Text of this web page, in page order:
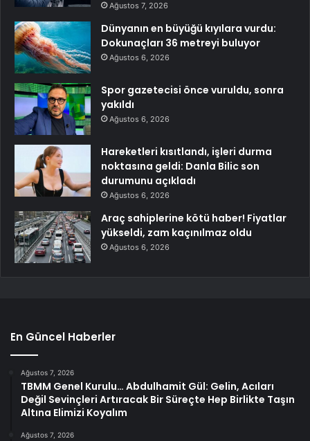
Ağustos 7, 2026
Dünyanın en büyüğü kıyılara vurdu:
Dokunaçları 36 metreyi buluyor
Ağustos 6, 2026
Spor gazetecisi önce vuruldu, sonra
yakıldı
Ağustos 6, 2026
Hareketleri kısıtlandı, işleri durma
noktasına geldi: Danla Bilic son
durumunu açıkladı
Ağustos 6, 2026
Araç sahiplerine kötü haber! Fiyatlar
yükseldi, zam kaçınılmaz oldu
Ağustos 6, 2026
En Güncel Haberler
Ağustos 7, 2026
TBMM Genel Kurulu… Abdulhamit Gül: Gelin, Acıları
Değil Sevinçleri Artıracak Bir Süreçte Hep Birlikte Taşın
Altına Elimizi Koyalım
Ağustos 7, 2026